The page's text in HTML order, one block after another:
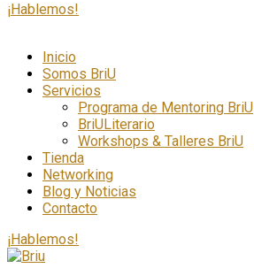
¡Hablemos!
Inicio
Somos BriU
Servicios
Programa de Mentoring BriU
BriULiterario
Workshops & Talleres BriU
Tienda
Networking
Blog y Noticias
Contacto
¡Hablemos!